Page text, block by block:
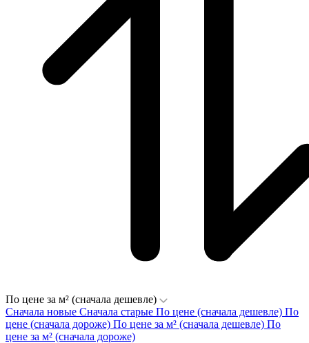
По цене за м² (сначала дешевле)
Сначала новые Сначала старые По цене (сначала дешевле) По
цене (сначала дороже) По цене за м² (сначала дешевле) По
цене за м² (сначала дороже)